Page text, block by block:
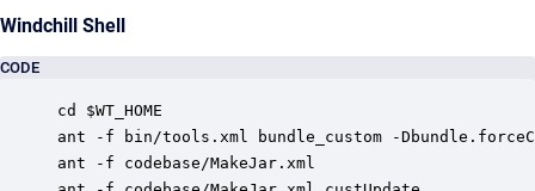
Windchill Shell
CODE
cd $WT_HOME
ant -f bin/tools.xml bundle_custom -
ant -f codebase/MakeJar.xml